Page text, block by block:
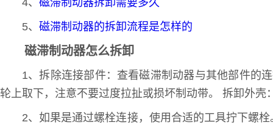
4、 磁滞制动器拆卸需要多久
5、 磁滞制动器的拆卸流程是怎样的
磁滞制动器怎么拆卸
1、拆除连接部件：查看磁滞制动器与其他部件的
轮上取下，注意不要过度拉扯或损坏制动带。 拆卸外
2、如果是通过螺栓连接，使用合适的工具拧下螺